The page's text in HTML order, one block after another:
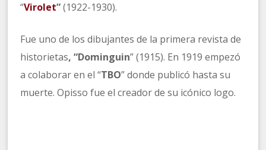
“Virolet”(1922-1930).
Fue uno de los dibujantes de la primera revista de
historietas, “Dominguin” (1915). En 1919 empezó
a colaborar en el “TBO” donde publicó hasta su
muerte. Opisso fue el creador de su icónico logo.